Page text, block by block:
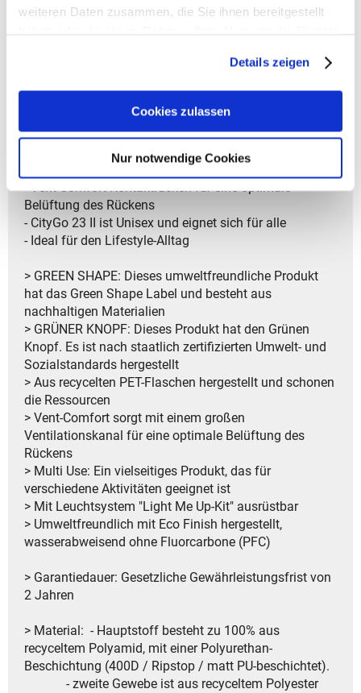
weiteren Daten zusammen, die Sie ihnen bereitgestellt
Details zeigen
Cookies zulassen
Nur notwendige Cookies
- Front-Tasche mit Reißverschluss ermöglicht
- ErgoShape-Schultergurte passen sich der Körperform
an und bieten hohen Tragekomfort
- Gepolsterter Rücken sorgt für zusätzliche
- Vent Comfort Kontaktrücken für eine optimale
Belüftung des Rückens
- CityGo 23 II ist Unisex und eignet sich für alle
- Ideal für den Lifestyle-Alltag
> GREEN SHAPE: Dieses umweltfreundliche Produkt
hat das Green Shape Label und besteht aus
nachhaltigen Materialien
> GRÜNER KNOPF: Dieses Produkt hat den Grünen
Knopf. Es ist nach staatlich zertifizierten Umwelt- und
Sozialstandards hergestellt
> Aus recycelten PET-Flaschen hergestellt und schonen
die Ressourcen
> Vent-Comfort sorgt mit einem großen
Ventilationskanal für eine optimale Belüftung des
Rückens
> Multi Use: Ein vielseitiges Produkt, das für
verschiedene Aktivitäten geeignet ist
> Mit Leuchtsystem "Light Me Up-Kit" ausrüstbar
> Umweltfreundlich mit Eco Finish hergestellt,
wasserabweisend ohne Fluorcarbone (PFC)
> Garantiedauer: Gesetzliche Gewährleistungsfrist von
2 Jahren
> Material: - Hauptstoff besteht zu 100% aus
recyceltem Polyamid, mit einer Polyurethan-
Beschichtung (400D / Ripstop / matt PU-beschichtet).
- zweite Gewebe ist aus recyceltem Polyester